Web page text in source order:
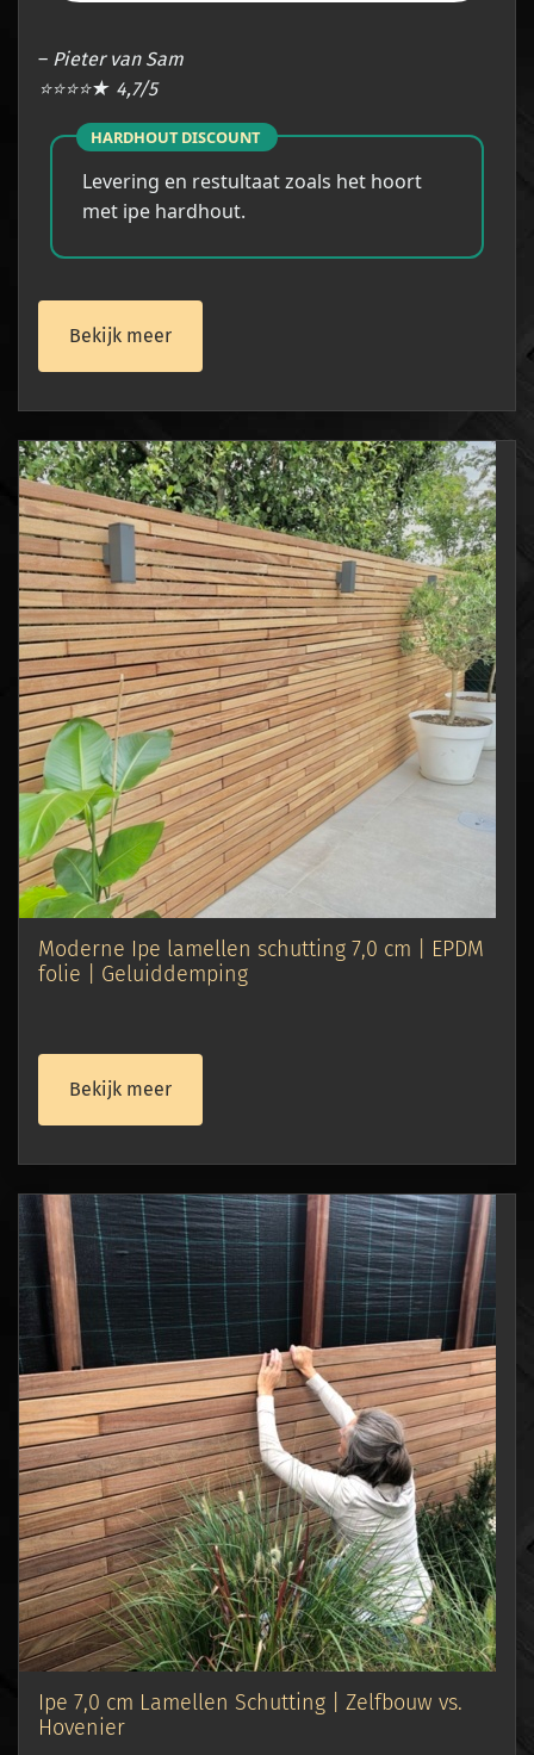
– Pieter van Sam
⭐⭐⭐⭐★ 4,7/5
HARDHOUT DISCOUNT
Levering en restultaat zoals het hoort
met ipe hardhout.
Bekijk meer
Moderne Ipe lamellen schutting 7,0 cm | EPDM
folie | Geluiddemping
Bekijk meer
Ipe 7,0 cm Lamellen Schutting | Zelfbouw vs.
Hovenier